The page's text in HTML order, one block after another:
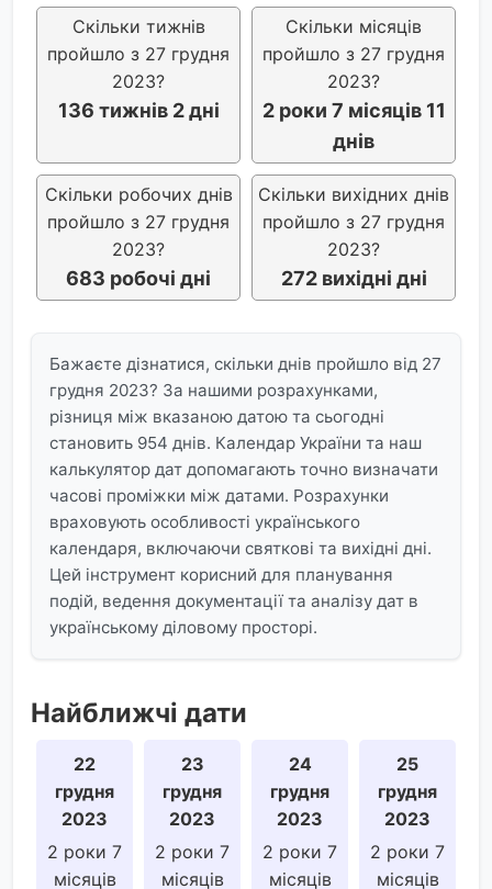
Скільки тижнів
пройшло з 27 грудня
2023?
136 тижнів 2 дні
Скільки місяців
пройшло з 27 грудня
2023?
2 роки 7 місяців 11
днів
Скільки робочих днів
пройшло з 27 грудня
2023?
683 робочі дні
Скільки вихідних днів
пройшло з 27 грудня
2023?
272 вихідні дні
Бажаєте дізнатися, скільки днів пройшло від 27
грудня 2023? За нашими розрахунками,
різниця між вказаною датою та сьогодні
становить 954 днів. Календар України та наш
калькулятор дат допомагають точно визначати
часові проміжки між датами. Розрахунки
враховують особливості українського
календаря, включаючи святкові та вихідні дні.
Цей інструмент корисний для планування
подій, ведення документації та аналізу дат в
українському діловому просторі.
Найближчі дати
22
грудня
2023
2 роки 7
місяців
23
грудня
2023
2 роки 7
місяців
24
грудня
2023
2 роки 7
місяців
25
грудня
2023
2 роки 7
місяців